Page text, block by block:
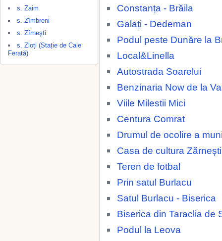
s. Zaim
s. Zîmbreni
s. Zîrneşti
s. Zloți (Stație de Cale
Ferată)
Constanța - Brăila
Galați - Dedeman
Podul peste Dunăre la
Local&Linella
Autostrada Soarelui
Benzinaria Now de la
Viile Milestii Mici
Centura Comrat
Drumul de ocolire a
Casa de cultura Zărnești
Teren de fotbal
Prin satul Burlacu
Satul Burlacu - Biserica
Biserica din Taraclia de
Podul la Leova